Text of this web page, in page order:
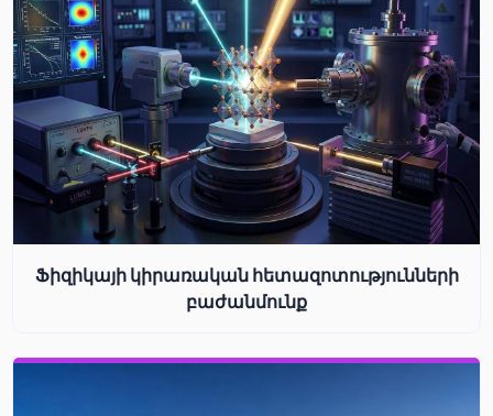
Ֆիզիկայի կիրառական հետազոտությունների
բաժանմունք